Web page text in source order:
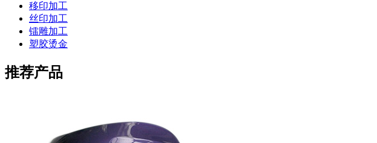
移印加工
丝印加工
镭雕加工
塑胶烫金
推荐产品